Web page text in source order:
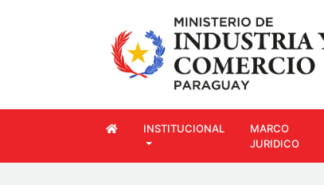
INSTITUCIONAL
MARCO
JURIDICO